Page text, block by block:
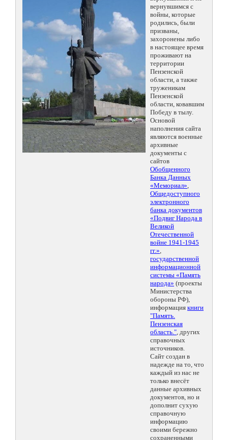
вернувшимся с
войны, которые
родились, были
призваны,
захоронены либо
в настоящее время
проживают на
территории
Пензенской
области, а также
труженикам
Пензенской
области, ковавшим
Победу в тылу.
Основой
наполнения сайта
являются военные
архивные
документы с
сайтов
Обобщенного
Банка Данных
«Мемориал»,
Общедоступного
электронного
банка документов
«Подвиг Народа в
Великой
Отечественной
войне 1941-1945
гг.»,
государственной
информационной
системы «Память
народа» (проекты
Министерства
обороны РФ),
информация книги
"Память.
Пензенская
область.", других
справочных
источников.
Сайт создан в
надежде на то, что
каждый из нас не
только внесёт
данные архивных
документов, но и
дополнит сухую
справочную
информацию
своими бережно
сохраненными